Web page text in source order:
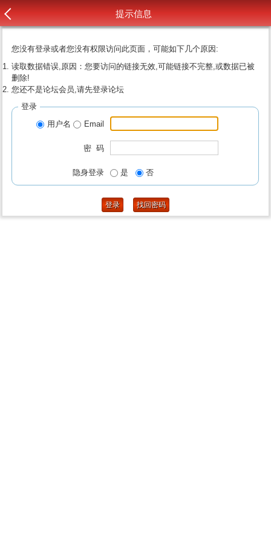
提示信息
您没有登录或者您没有权限访问此页面，可能如下几个原因:
读取数据错误,原因：您要访问的链接无效,可能链接不完整,或数据已被
删除!
您还不是论坛会员,请先登录论坛
登录
用户名
Email
密 码
隐身登录 是 否